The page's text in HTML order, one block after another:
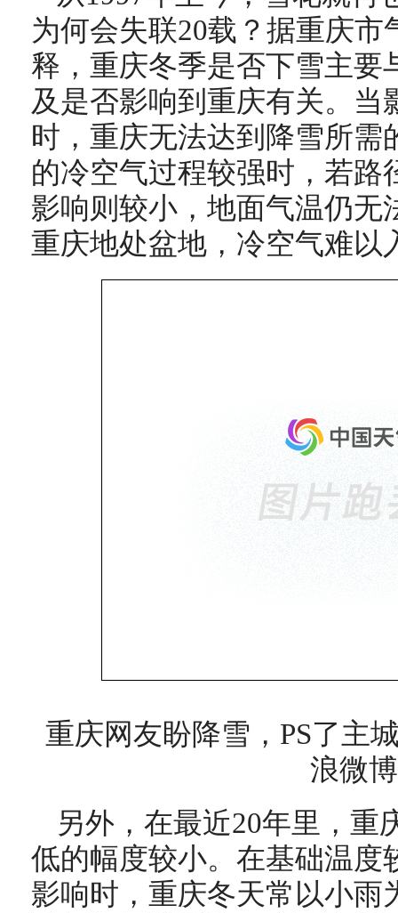
为何会失联20载？据重庆
释，重庆冬季是否下雪主要
及是否影响到重庆有关。当
时，重庆无法达到降雪所需
的冷空气过程较强时，若路
影响则较小，地面气温仍无
重庆地处盆地，冷空气难以
重庆网友盼降雪，PS了主
浪微
另外，在最近20年里，重
低的幅度较小。在基础温度
影响时，重庆冬天常以小雨